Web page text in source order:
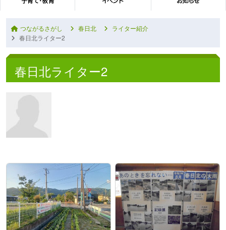
つながるさがし 春日北
ライター紹介
春日北ライター2
春日北ライター2